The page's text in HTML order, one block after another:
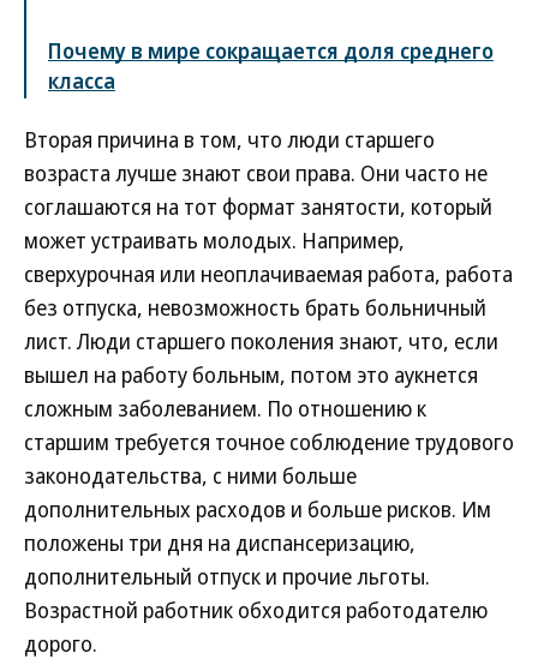
Почему в мире сокращается доля среднего
класса
Вторая причина в том, что люди старшего
возраста лучше знают свои права. Они часто не
соглашаются на тот формат занятости, который
может устраивать молодых. Например,
сверхурочная или неоплачиваемая работа, работа
без отпуска, невозможность брать больничный
лист. Люди старшего поколения знают, что, если
вышел на работу больным, потом это аукнется
сложным заболеванием. По отношению к
старшим требуется точное соблюдение трудового
законодательства, с ними больше
дополнительных расходов и больше рисков. Им
положены три дня на диспансеризацию,
дополнительный отпуск и прочие льготы.
Возрастной работник обходится работодателю
дорого.